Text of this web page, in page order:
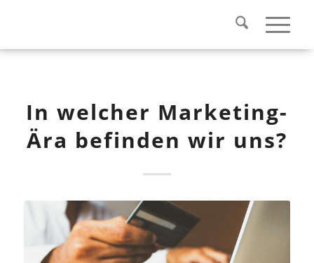
In welcher Marketing-
Ära befinden wir uns?